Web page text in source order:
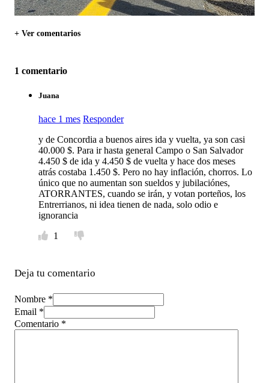
+ Ver comentarios
1 comentario
Juana
hace 1 mes Responder
y de Concordia a buenos aires ida y vuelta, ya son casi
40.000 $. Para ir hasta general Campo o San Salvador
4.450 $ de ida y 4.450 $ de vuelta y hace dos meses
atrás costaba 1.450 $. Pero no hay inflación, chorros. Lo
único que no aumentan son sueldos y jubilaciónes,
ATORRANTES, cuando se irán, y votan porteños, los
Entrerrianos, ni idea tienen de nada, solo odio e
ignorancia
1
Deja tu comentario
Nombre *
Email *
Comentario *